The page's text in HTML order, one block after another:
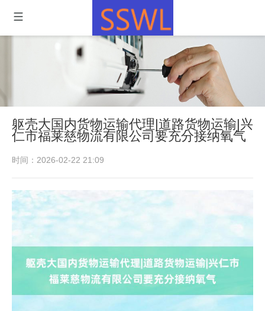
躯壳大国内货物运输代理|道路货物运输|兴
仁市福莱慈物流有限公司要充分接纳氧气
时间：2026-02-22 21:09